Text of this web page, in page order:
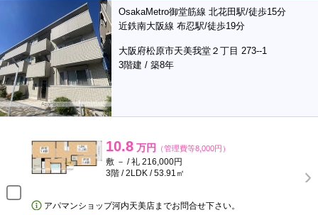
OsakaMetro御堂筋線 北花田駅/徒歩15分
近鉄南大阪線 布忍駅/徒歩19分
大阪府松原市天美我堂２丁目 273--1
3階建 / 築8年
10.8 万円 （管理費等8,000円）
敷 － / 礼 216,000円
3階 / 2LDK / 53.91㎡
アパマンショップ河内天美店までお問合せ下さい。